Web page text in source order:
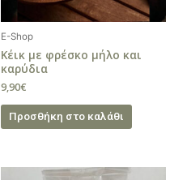
E-Shop
Κέικ με φρέσκο μήλο και
καρύδια
9,90€
Προσθήκη στο καλάθι